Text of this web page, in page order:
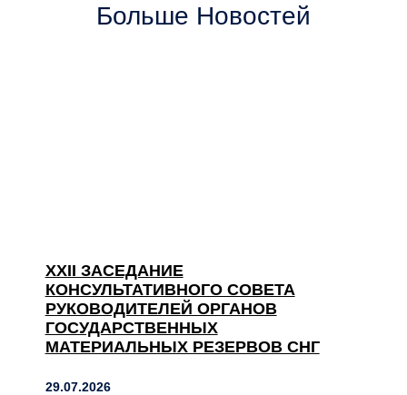
Больше Новостей
XXII ЗАСЕДАНИЕ
КОНСУЛЬТАТИВНОГО СОВЕТА
РУКОВОДИТЕЛЕЙ ОРГАНОВ
ГОСУДАРСТВЕННЫХ
МАТЕРИАЛЬНЫХ РЕЗЕРВОВ СНГ
29.07.2026